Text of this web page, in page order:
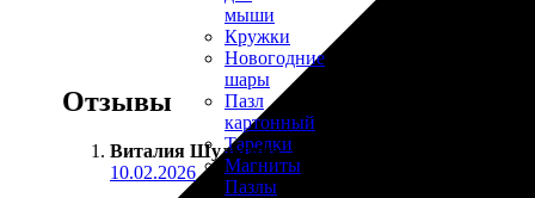
мыши
Кружки
Новогодние
шары
Пазл
картонный
Тарелки
Магниты
Пазлы
Отзывы
Виталия Шульгина :
10.02.2026